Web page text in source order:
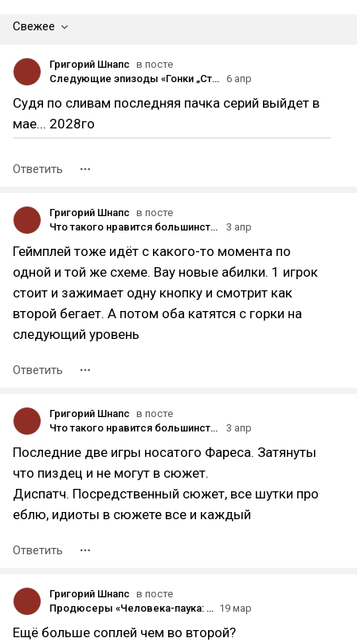
Свежее
Григорий Шнапс в посте
Следующие эпизоды «Гонки „Стальной шар“» начнут выпускать осенью 2026 года 6 апр
Судя по сливам последняя пачка серий выйдет в
мае... 2028го
Ответить
Григорий Шнапс в посте
Что такого нравится большинству (фильм, игра, сериал, книги) но вы это терпеть не можете?
3 апр
Геймплей тоже идёт с какого-то момента по
одной и той же схеме. Вау новые абилки. 1 игрок
стоит и зажимает одну кнопку и смотрит как
второй бегает. А потом оба катятся с горки на
следующий уровень
Ответить
Григорий Шнапс в посте
Что такого нравится большинству (фильм, игра, сериал, книги) но вы это терпеть не можете?
3 апр
Последние две игры носатого Фареса. Затянуты
что пиздец и не могут в сюжет.
Диспатч. Посредственный сюжет, все шутки про
еблю, идиоты в сюжете все и каждый
Ответить
Григорий Шнапс в посте
Продюсеры «Человека-паука: За пределами вселенной» о мультфильме: «Это будет самая эмоциональная часть» 19 мар
Ещё больше соплей чем во второй?